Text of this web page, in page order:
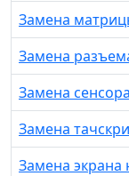
Замена
Замена
Замена
Замена
Замена экрана